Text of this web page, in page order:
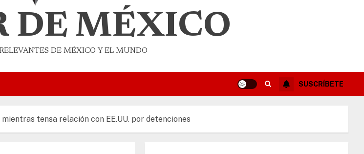
DE MÉXICO
DE MÉXICO Y EL MUNDO
SUSCRÍBETE
tensa relación con EE.UU. por detenciones